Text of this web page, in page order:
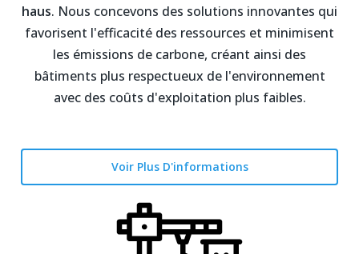
haus. Nous concevons des solutions innovantes qui
favorisent l'efficacité des ressources et minimisent
les émissions de carbone, créant ainsi des
bâtiments plus respectueux de l'environnement
avec des coûts d'exploitation plus faibles.
Voir Plus D'informations